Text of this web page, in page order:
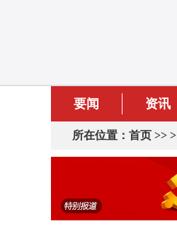
要闻 资讯
所在位置： 首页 >> >